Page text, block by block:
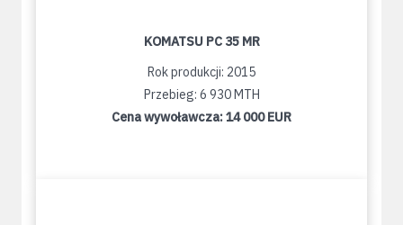
KOMATSU PC 35 MR
Rok produkcji: 2015
Przebieg: 6 930 MTH
Cena wywoławcza:14 000 EUR